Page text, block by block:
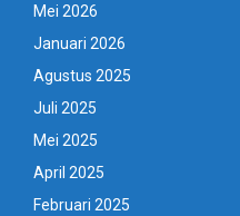
Mei 2026
Januari 2026
Agustus 2025
Juli 2025
Mei 2025
April 2025
Februari 2025